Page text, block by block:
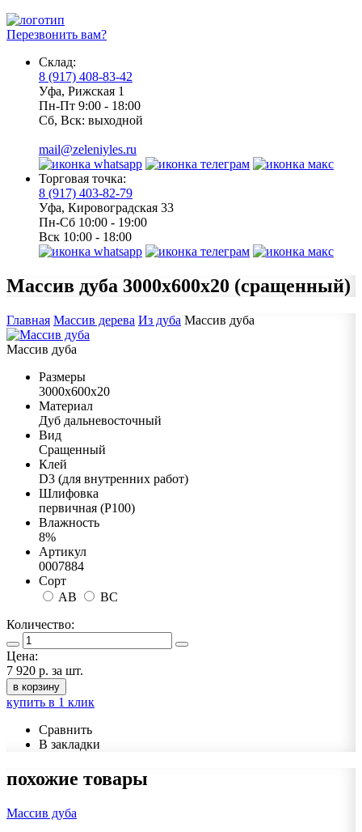
Перезвонить вам?
Склад:
8 (917) 408-83-42
Уфа, Рижская 1
Пн-Пт 9:00 - 18:00
Сб, Вск: выходной
mail@zeleniyles.ru
Торговая точка:
8 (917) 403-82-79
Уфа, Кировоградская 33
Пн-Сб 10:00 - 19:00
Вск 10:00 - 18:00
Массив дуба 3000х600х20 (сращенный)
Главная Массив дерева Из дуба Массив дуба
Массив дуба
Размеры
3000х600х20
Материал
Дуб дальневосточный
Вид
Сращенный
Клей
D3 (для внутренних работ)
Шлифовка
первичная (Р100)
Влажность
8%
Артикул
0007884
Сорт
AB
BC
Количество:
Цена:
7 920 р. за шт.
в корзину
купить в 1 клик
Сравнить
В закладки
похожие товары
Массив дуба